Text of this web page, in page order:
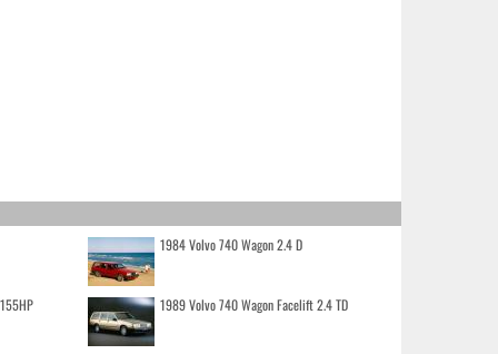
1984 Volvo 740 Wagon 2.4 D
1989 Volvo 740 Wagon Facelift 2.4 TD